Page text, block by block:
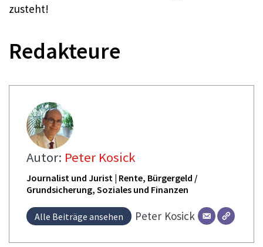
zusteht!
Redakteure
Autor: Peter Kosick
Journalist und Jurist | Rente, Bürgergeld /
Grundsicherung, Soziales und Finanzen
Alle Beiträge ansehen Peter Kosick